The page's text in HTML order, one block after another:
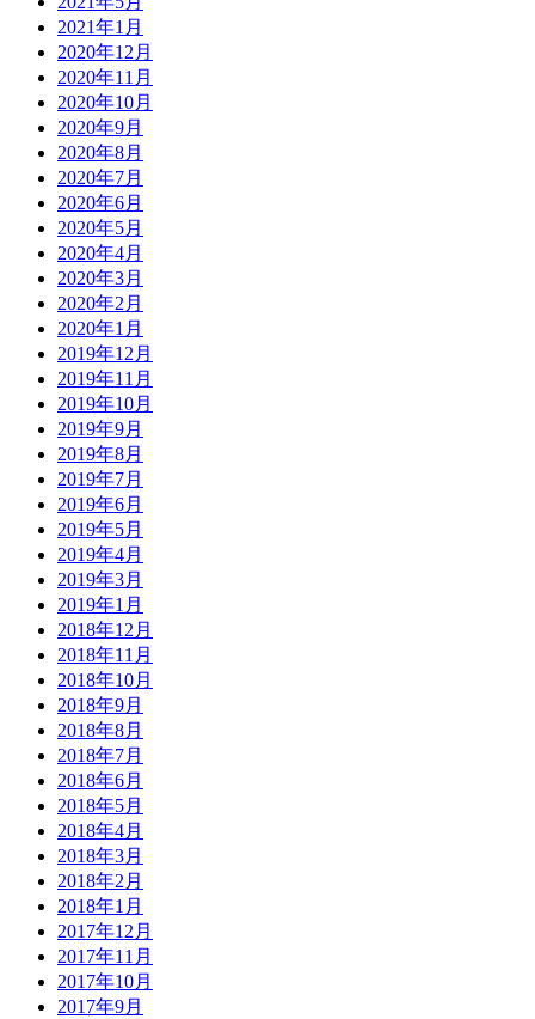
2021年1月
2020年12月
2020年11月
2020年10月
2020年9月
2020年8月
2020年7月
2020年6月
2020年5月
2020年4月
2020年3月
2020年2月
2020年1月
2019年12月
2019年11月
2019年10月
2019年9月
2019年8月
2019年7月
2019年6月
2019年5月
2019年4月
2019年3月
2019年1月
2018年12月
2018年11月
2018年10月
2018年9月
2018年8月
2018年7月
2018年6月
2018年5月
2018年4月
2018年3月
2018年2月
2018年1月
2017年12月
2017年11月
2017年10月
2017年9月